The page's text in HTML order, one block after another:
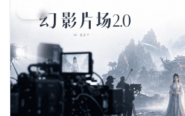
AIGC